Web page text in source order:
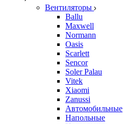
Вентиляторы
Ballu
Maxwell
Normann
Oasis
Scarlett
Sencor
Soler Palau
Vitek
Xiaomi
Zanussi
Автомобильные
Напольные